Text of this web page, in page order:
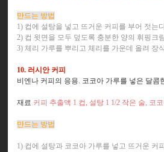
만드는 방법
1) 컵에 설탕을 넣고 뜨거운 커피를 부어 젓는
2) 컵 윗면을 모두 덮도록 충분한 양의 휘핑크
3) 체리 가루를 뿌리고 체리를 가운데 올려 장
10. 러시안 커피
비엔나 커피의 응용. 코코아 가루를 넣은 달
재료 커피 추출액 1 컵, 설탕 1 1/2 작은 술, 코
만드는 방법
1) 컵에 설탕과 코코아 가루를 넣고 뜨거운 커